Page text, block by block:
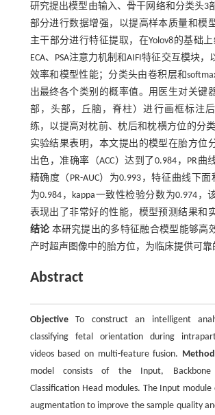
研究提出模型由输入、骨干网络和分类头3
部分进行数据增强，以提高样本质量和模
主干部分进行特征提取，在Yolov8的基础上
ECA、PSA注意力机制和AIFI特征交互模块
效率和模型性能；分类头由卷积层和
出最终各个类别的概率值。用医生对关键
部，头部，丘脑，脊柱）进行画框标注后
练，以提高对枕前、枕后和枕横方位的分
实验结果表明，本文提出的模型在胎方位
出色，准确率（ACC）达到了0.984，PR曲
精确度（PR-AUC）为0.993，特征曲线下面积
为0.984，kappa一致性检验分数为0.974，
表现出了非常好的性能，模型预测结果和
结论本研究提出的多特征融合模型能够高
产时超声图像中的胎方位，为临床提供可靠
Abstract
ObjectiveTo construct an intelligent
classifying fetal orientation during
videos based on multi-feature fusion.
model consists of the Input,
Classification Head modules. The Input
augmentation to improve the sample quality